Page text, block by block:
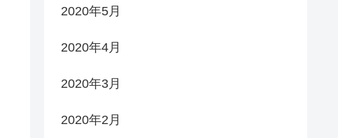
2020年5月
2020年4月
2020年3月
2020年2月